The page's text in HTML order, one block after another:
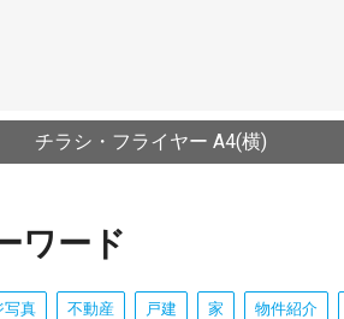
チラシ・フライヤー A4(横)
ワード
写真 不動産 戸建 家 物件紹介